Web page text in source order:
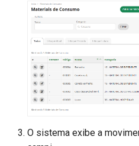
O sistema exibe a